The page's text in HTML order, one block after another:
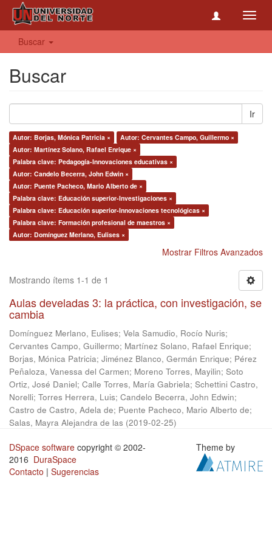
Buscar
Buscar
Ir
Autor: Borjas, Mónica Patricia ×
Autor: Cervantes Campo, Guillermo ×
Autor: Martínez Solano, Rafael Enrique ×
Palabra clave: Pedagogía-Innovaciones educativas ×
Autor: Candelo Becerra, John Edwin ×
Autor: Puente Pacheco, Mario Alberto de ×
Palabra clave: Educación superior-Investigaciones ×
Palabra clave: Educación superior-Innovaciones tecnológicas ×
Palabra clave: Formación profesional de maestros ×
Autor: Domínguez Merlano, Eulises ×
Mostrar Filtros Avanzados
Mostrando ítems 1-1 de 1
Aulas develadas 3: la práctica, con investigación, se
cambia
Domínguez Merlano, Eulises; Vela Samudio, Rocío Nuris;
Cervantes Campo, Guillermo; Martínez Solano, Rafael Enrique;
Borjas, Mónica Patricia; Jiménez Blanco, Germán Enrique; Pérez
Peñaloza, Vanessa del Carmen; Moreno Torres, Mayilin; Soto
Ortiz, José Daniel; Calle Torres, María Gabriela; Schettini Castro,
Norelli; Torres Herrera, Luis; Candelo Becerra, John Edwin;
Castro de Castro, Adela de; Puente Pacheco, Mario Alberto de;
Salas, Mayra Alejandra de las (2019-02-25)
DSpace software copyright © 2002-
2016 DuraSpace
Contacto | Sugerencias
Theme by